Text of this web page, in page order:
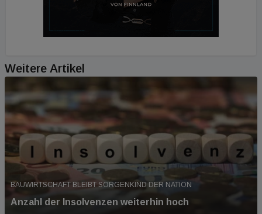
Weitere Artikel
BAUWIRTSCHAFT BLEIBT SORGENKIND DER NATION
Anzahl der Insolvenzen weiterhin hoch